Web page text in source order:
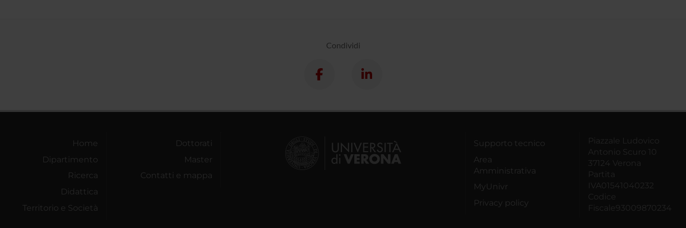
Condividi
Home
Dipartimento
Ricerca
Didattica
Territorio e Società
Dottorati
Master
Contatti e mappa
Supporto tecnico
Area
Amministrativa
MyUnivr
Privacy policy
Piazzale Ludovico
Antonio Scuro 10
37124 Verona
Partita
IVA01541040232
Codice
Fiscale93009870234